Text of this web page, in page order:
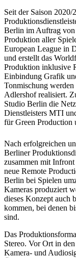
Seit der Saison 2020/
Berlin im Auftrag
Produktion aller
European League in
und erstellt das
Produktion inklusive
Einbindung Grafik
Tonmischung
Adlershof realisiert.
Studio Berlin die
Dienstleisters MTI
für Green Production
Nach erfolgreichen
Berliner
zusammen mit
neue Remote
Berlin bei Spielen
Kameras produziert
dieses Konzept auch
kommen, bei denen
sind.
Das
Stereo. Vor Ort in
Kamera- und